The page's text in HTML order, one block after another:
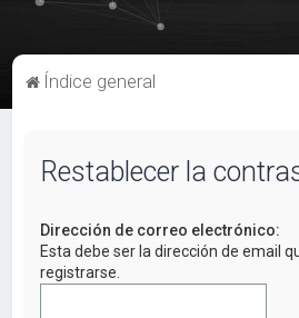
Índice general
Restablecer la
Dirección de correo electrónico:
Esta debe ser la dirección de email
registrarse.